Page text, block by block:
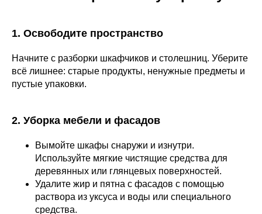
1. Освободите пространство
Начните с разборки шкафчиков и столешниц. Уберите
всё лишнее: старые продукты, ненужные предметы и
пустые упаковки.
2. Уборка мебели и фасадов
Вымойте шкафы снаружи и изнутри.
Используйте мягкие чистящие средства для
деревянных или глянцевых поверхностей.
Удалите жир и пятна с фасадов с помощью
раствора из уксуса и воды или специального
средства.